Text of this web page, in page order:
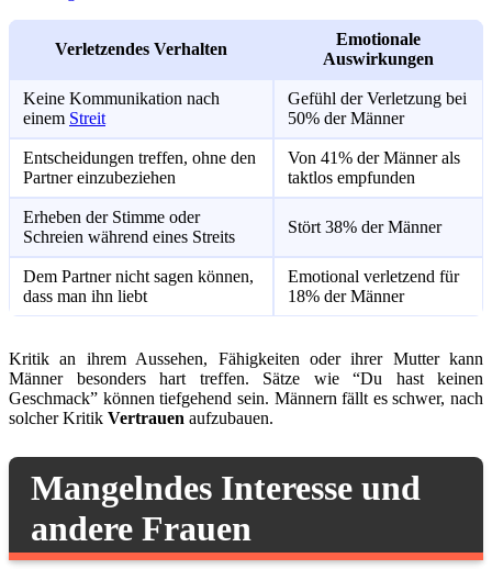
Verletzendes Verhalten
Emotionale
Auswirkungen
Keine Kommunikation nach
einem Streit
Gefühl der Verletzung bei
50% der Männer
Entscheidungen treffen, ohne den
Partner einzubeziehen
Von 41% der Männer als
taktlos empfunden
Erheben der Stimme oder
Schreien während eines Streits
Stört 38% der Männer
Dem Partner nicht sagen können,
dass man ihn liebt
Emotional verletzend für
18% der Männer
Kritik an ihrem Aussehen, Fähigkeiten oder ihrer Mutter kann
Männer besonders hart treffen. Sätze wie “Du hast keinen
Geschmack” können tiefgehend sein. Männern fällt es schwer, nach
solcher Kritik Vertrauen aufzubauen.
Mangelndes Interesse und
andere Frauen